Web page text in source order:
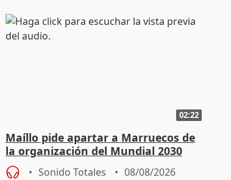
02:22
Maíllo pide apartar a Marruecos de
la organización del Mundial 2030
Sonido Totales 08/08/2026